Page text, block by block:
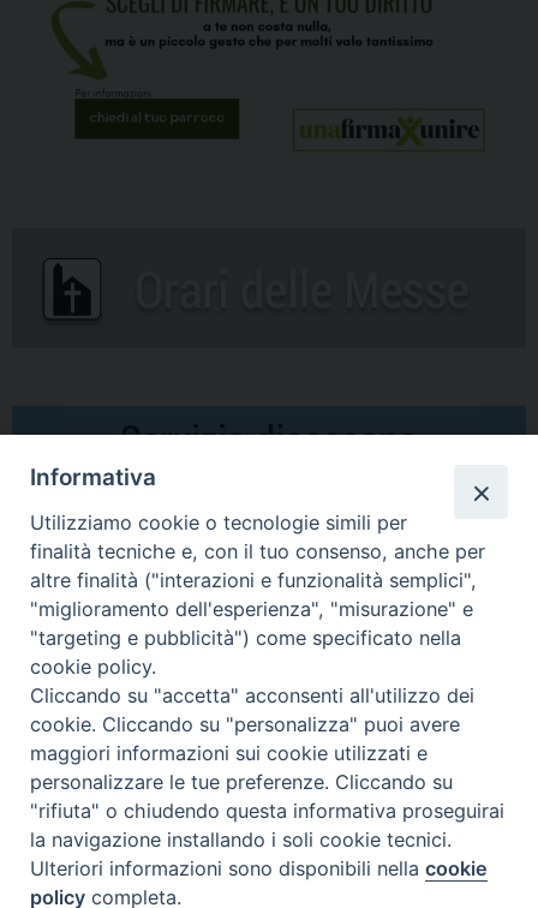
Comunicati Stampa
Il cordoglio dei Vescovi di Puglia per la morte di S.E.R. Mons. Agostino
Superbo
Nasce la Consulta Diocesana delle Aggregazioni Laicali di Castellaneta
Archivio comunicati stampa
2026 © Diocesi di Castellaneta
Informativa
Utilizziamo cookie o tecnologie simili per
finalità tecniche e, con il tuo consenso, anche per
altre finalità ("interazioni e funzionalità semplici",
"miglioramento dell'esperienza", "misurazione" e
"targeting e pubblicità") come specificato nella
cookie policy.
Cliccando su "accetta" acconsenti all'utilizzo dei
cookie. Cliccando su "personalizza" puoi avere
maggiori informazioni sui cookie utilizzati e
personalizzare le tue preferenze. Cliccando su
"rifiuta" o chiudendo questa informativa proseguirai
la navigazione installando i soli cookie tecnici.
Ulteriori informazioni sono disponibili nellacookie
policy completa.